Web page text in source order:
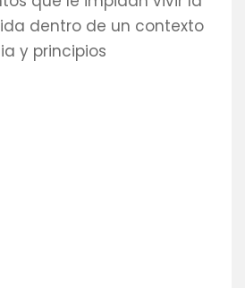
dentro de un contexto
y principios